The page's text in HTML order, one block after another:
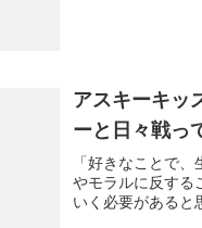
アスキーキッ
ーと日々戦っ
「好きなことで
やモラルに反する
いく必要があると